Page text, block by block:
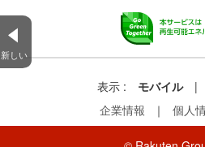
新しい
表示 : モバイル |
企業情報
｜ 個人